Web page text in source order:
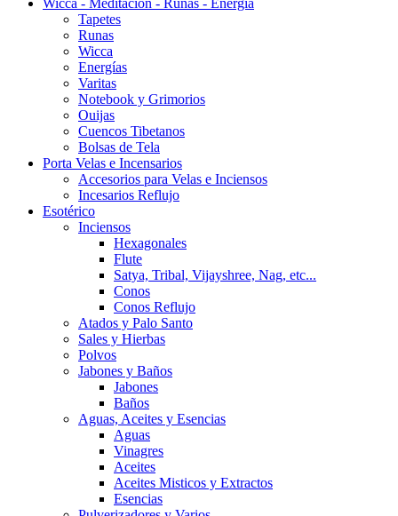
Wicca - Meditación - Runas - Energía
Tapetes
Runas
Wicca
Energías
Varitas
Notebook y Grimorios
Ouijas
Cuencos Tibetanos
Bolsas de Tela
Porta Velas e Incensarios
Accesorios para Velas e Inciensos
Incesarios Reflujo
Esotérico
Inciensos
Hexagonales
Flute
Satya, Tribal, Vijayshree, Nag, etc...
Conos
Conos Reflujo
Atados y Palo Santo
Sales y Hierbas
Polvos
Jabones y Baños
Jabones
Baños
Aguas, Aceites y Esencias
Aguas
Vinagres
Aceites
Aceites Misticos y Extractos
Esencias